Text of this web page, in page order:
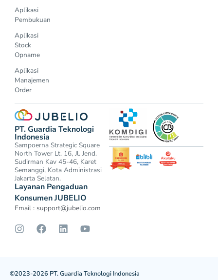
Aplikasi
Pembukuan
Aplikasi
Stock
Opname
Aplikasi
Manajemen
Order
PT. Guardia Teknologi
Indonesia
Sampoerna Strategic Square
North Tower Lt. 16, Jl. Jend.
Sudirman Kav 45-46, Karet
Semanggi, Kota Administrasi
Jakarta Selatan.
Layanan Pengaduan
Konsumen JUBELIO
Email : support@jubelio.com
©2023-2026 PT. Guardia Teknologi Indonesia